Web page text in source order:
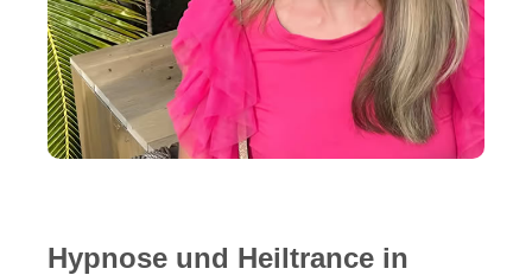
Hypnose und Heiltrance in